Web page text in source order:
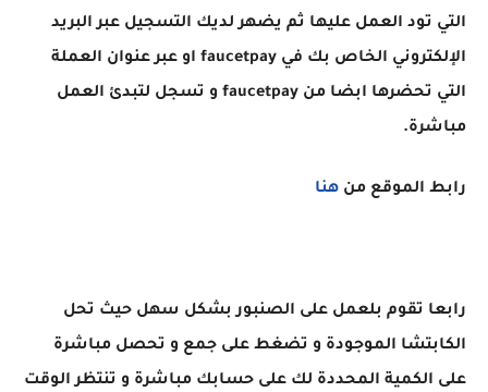
التي تود العمل عليها ثم يضهر لديك التسجيل عبر البريد
الإلكتروني الخاص بك في faucetpay او عبر عنوان العملة
التي تحضرها ابضا من faucetpay و تسجل لتبدئ العمل
مباشرة.
رابط الموقع من هنا
رابعا تقوم بلعمل على الصنبور بشكل سهل حيث تحل
الكابتشا الموجودة و تضغط على جمع و تحصل مباشرة
على الكمية المحددة لك على حسابك مباشرة و تنتظر الوقت